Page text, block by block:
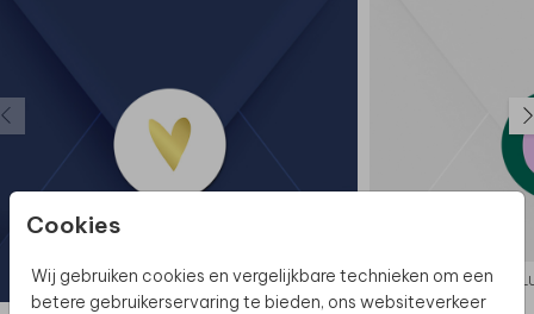
Cookies
Wij gebruiken cookies en vergelijkbare technieken om een
betere gebruikerservaring te bieden, ons websiteverkeer
SLUITSTICKER